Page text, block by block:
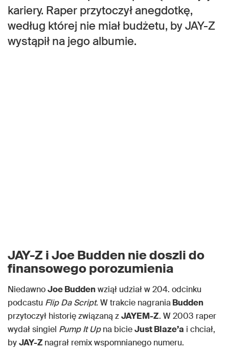
kariery. Raper przytoczył anegdotkę,
według której nie miał budżetu, by JAY-Z
wystąpił na jego albumie.
JAY-Z i Joe Budden nie doszli do
finansowego porozumienia
NiedawnoJoe Buddenwziął udział w 204. odcinku
podcastu Flip Da Script. W trakcie nagraniaBudden
przytoczył historię związaną zJAYEM-Z. W 2003 raper
wydał singiel Pump It Upna bicieJust Blaze’a i chciał,
byJAY-Z nagrał remix wspomnianego numeru.